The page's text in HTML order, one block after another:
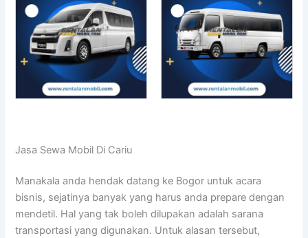
Jasa Sewa Mobil Di Cariu
Manakala anda hendak datang ke Bogor untuk acara
bisnis, sejatinya banyak yang harus anda prepare dengan
mendetil. Hal yang tak boleh dilupakan adalah sarana
transportasi yang digunakan. Untuk alasan tersebut,